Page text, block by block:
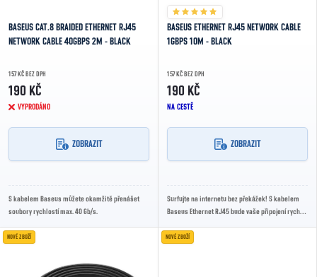
BASEUS CAT.8 BRAIDED ETHERNET RJ45
NETWORK CABLE 40GBPS 2M - BLACK
157 KČ BEZ DPH
190 KČ
VYPRODÁNO
ZOBRAZIT
S kabelem Baseus můžete okamžitě přenášet
soubory rychlostí max. 40 Gb/s.
BASEUS ETHERNET RJ45 NETWORK CABLE
1GBPS 10M - BLACK
157 KČ BEZ DPH
190 KČ
NA CESTĚ
ZOBRAZIT
Surfujte na internetu bez překážek! S kabelem
Baseus Ethernet RJ45 bude vaše připojení rychlé
NOVÉ ZBOŽÍ NOVÉ ZBOŽÍ